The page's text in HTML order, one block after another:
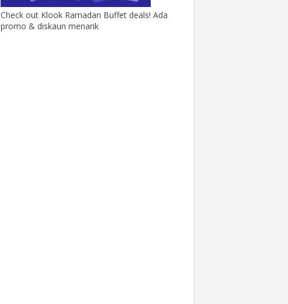
Check out Klook Ramadan Buffet deals! Ada
promo & diskaun menarik